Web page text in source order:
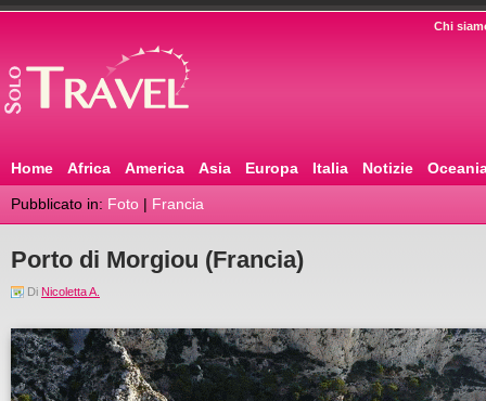
Chi
Home Africa America Asia Europa Italia Notizie
Pubblicato in: Foto | Francia
Porto di Morgiou (Francia)
Di Nicoletta A.